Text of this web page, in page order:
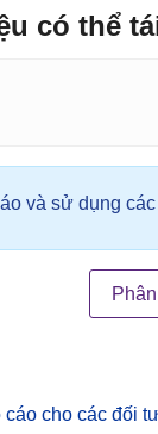
có thể
và sử dụng các
cáo cho các đối